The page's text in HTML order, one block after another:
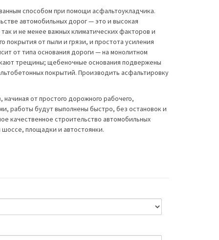
способом при помощи асфальтоукладчика.
автомобильных дорог — это и высокая
и не менее важных климатических факторов и
покрытия от пыли и грязи, и простота усиления
от типа основания дороги — на монолитном
трещины; щебеночные основания подвержены
покрытий. Производить асфальтировку
от простого дорожного рабочего,
работы будут выполнены быстро, без остановок и
качественное строительство автомобильных
площадки и автостоянки.